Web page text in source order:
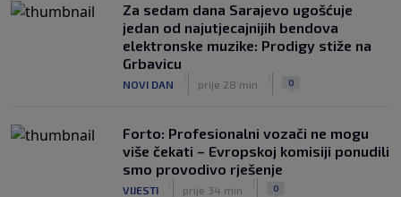
| | 0
Lionel Messi postigao dva gola u
pobjedi Inter Miamija i ispisao historiju
Leagues Cupa (VIDEO)
Za sedam dana Sarajevo ugošćuje
jedan od najutjecajnijih bendova
elektronske muzike: Prodigy stiže na
Grbavicu
NOVI DAN prije 28 min 0
Forto: Profesionalni vozači ne mogu
više čekati – Evropskoj komisiji ponudili
smo provodivo rješenje
VIJESTI prije 34 min 0